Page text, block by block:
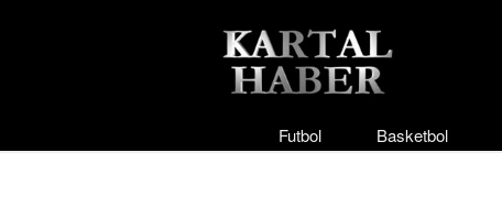
Futbol Basketbol